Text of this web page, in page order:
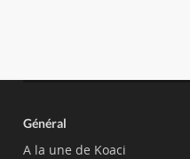
Général
A la une de Koaci